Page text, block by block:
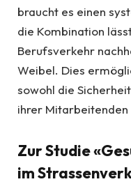
braucht es einen
die Kombination
Berufsverkehr
Weibel. Dies
sowohl die
ihrer Mitarbeitenden
Zur Studie
im